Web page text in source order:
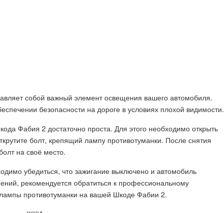
собой важный элемент освещения вашего автомобиля.
безопасности на дороге в условиях плохой видимости.
Фабия 2 достаточно проста. Для этого необходимо открыть
болт, крепящий лампу противотуманки. После снятия
на своё место.
убедиться, что зажигание выключено и автомобиль
рекомендуется обратиться к профессиональному
противотуманки на вашей Шкоде Фабии 2.